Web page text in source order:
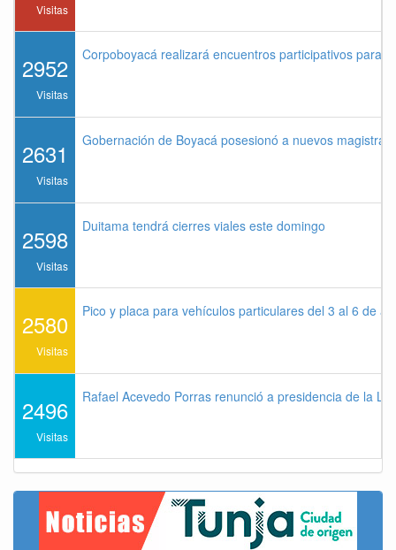
Visitas
2952
Visitas
Corpoboyacá realizará encuentros participativos para
2631
Visitas
Gobernación de Boyacá posesionó a nuevos
2598
Visitas
Duitama tendrá cierres viales este domingo
2580
Visitas
Pico y placa para vehículos particulares del 3 al 6 de
2496
Visitas
Rafael Acevedo Porras renunció a presidencia de la